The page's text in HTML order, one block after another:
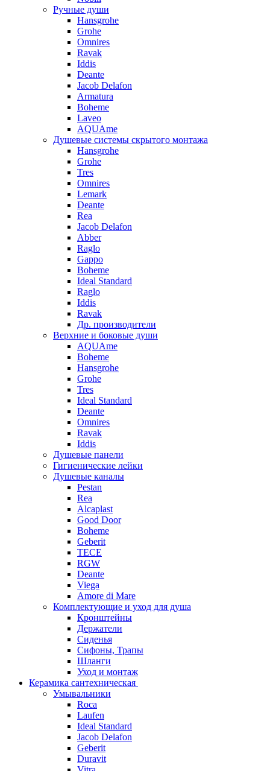
Ручные души
Hansgrohe
Grohe
Omnires
Ravak
Iddis
Deante
Jacob Delafon
Armatura
Boheme
Laveo
AQUAme
Душевые системы скрытого монтажа
Hansgrohe
Grohe
Tres
Omnires
Lemark
Deante
Rea
Jacob Delafon
Abber
Raglo
Gappo
Boheme
Ideal Standard
Raglo
Iddis
Ravak
Др. производители
Верхние и боковые души
AQUAme
Boheme
Hansgrohe
Grohe
Tres
Ideal Standard
Deante
Omnires
Ravak
Iddis
Душевые панели
Гигиенические лейки
Душевые каналы
Pestan
Rea
Alcaplast
Good Door
Boheme
Geberit
TECE
RGW
Deante
Viega
Amore di Mare
Комплектующие и уход для душа
Кронштейны
Держатели
Сиденья
Сифоны, Трапы
Шланги
Уход и монтаж
Керамика сантехническая
Умывальники
Roca
Laufen
Ideal Standard
Jacob Delafon
Geberit
Duravit